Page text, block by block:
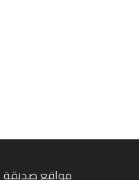
مواقع صديقة